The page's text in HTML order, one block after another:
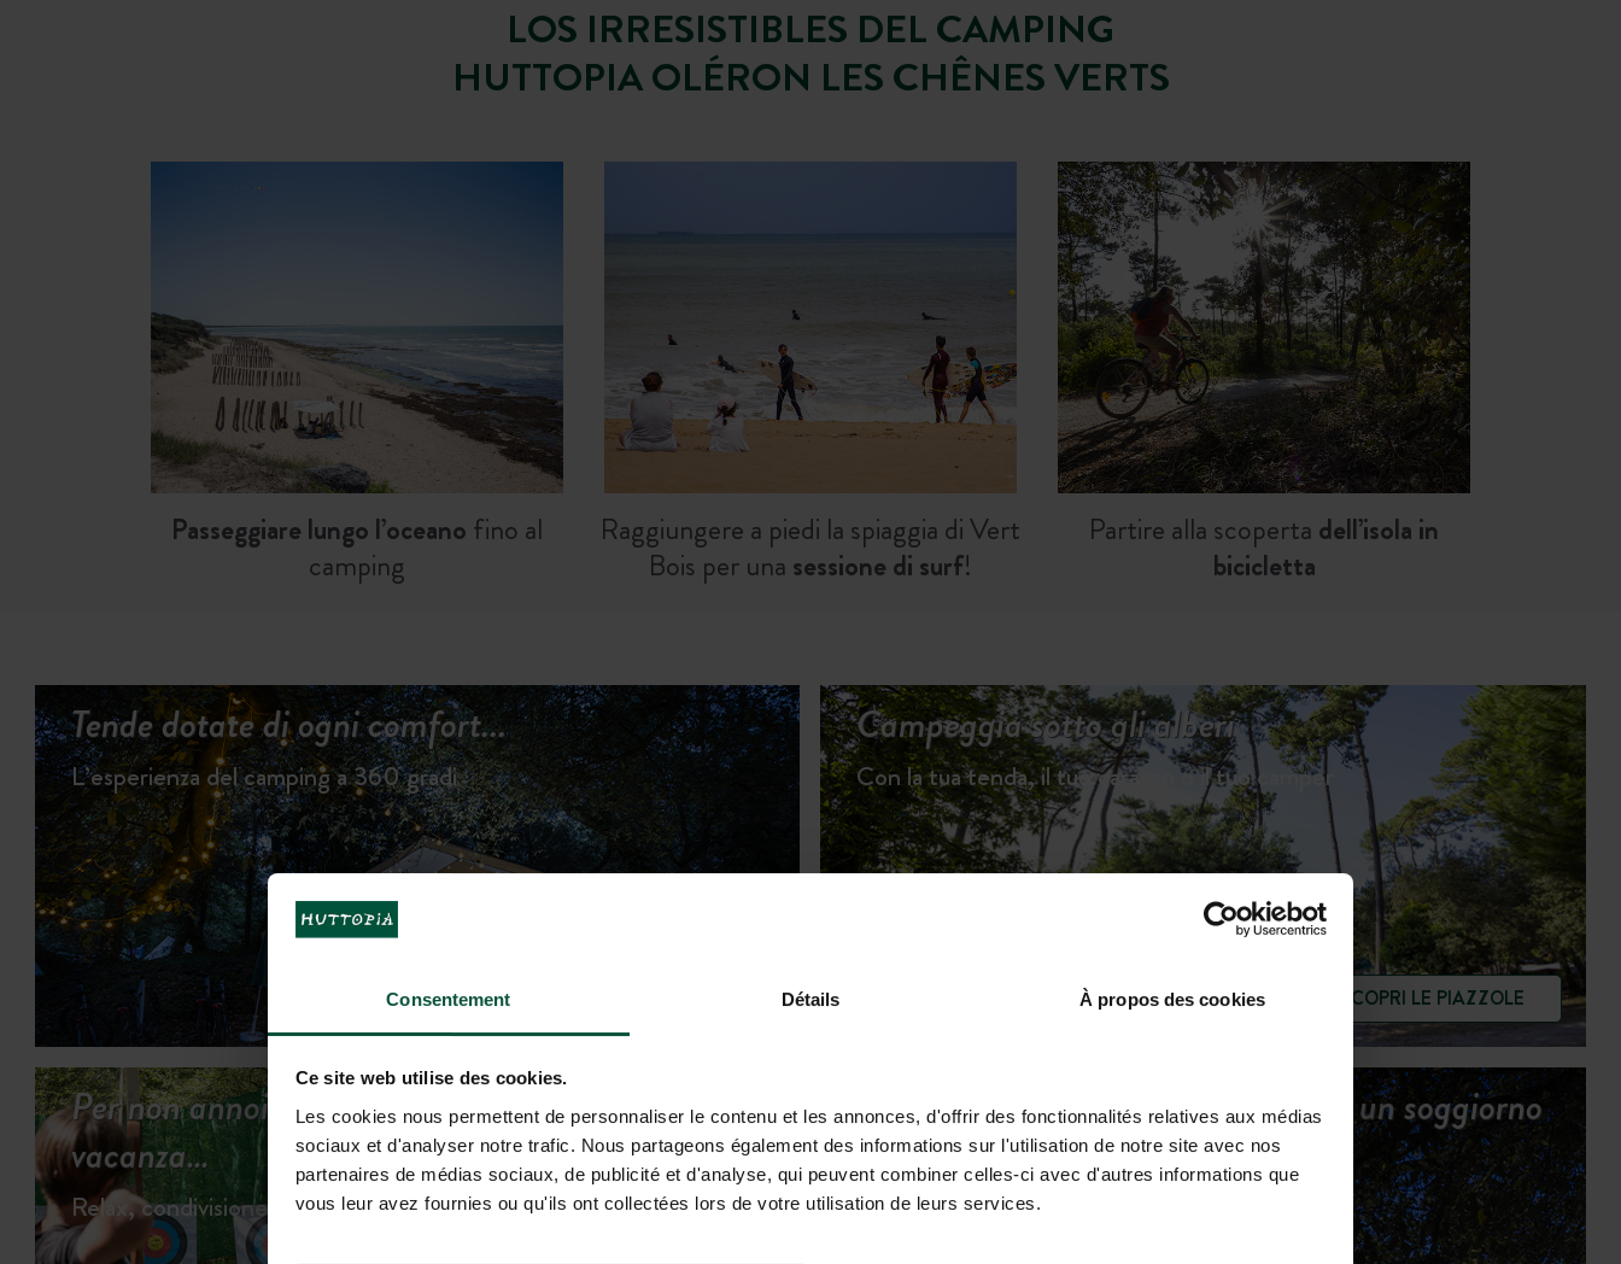
Consentement Détails À propos des cookies
Ce site web utilise des cookies.
Les cookies nous permettent de personnaliser le contenu et les annonces, d'offrir des fonctionnalités relatives aux médias
sociaux et d'analyser notre trafic. Nous partageons également des informations sur l'utilisation de notre site avec nos
partenaires de médias sociaux, de publicité et d'analyse, qui peuvent combiner celles-ci avec d'autres informations que
vous leur avez fournies ou qu'ils ont collectées lors de votre utilisation de leurs services.
LOS IRRESISTIBLES DEL CAMPING
HUTTOPIA OLÉRON LES CHÊNES VERTS
Passeggiare lungo l’oceano fino al
camping
Raggiungere a piedi la spiaggia di Vert
Bois per una sessione di surf!
Partire alla scoperta dell’isola in
bicicletta
Tende dotate di ogni comfort...
L’esperienza del camping a 360 gradi
Campeggia sotto gli alberi
Con la tua tenda, il tuo caravan o il tuo camper
SCOPRI LE PIAZZOLE
Per non annoiarsi mai in
vacanza…
Relax, condivisione e giochi…
Tutti i servizi per un soggiorno
sereno